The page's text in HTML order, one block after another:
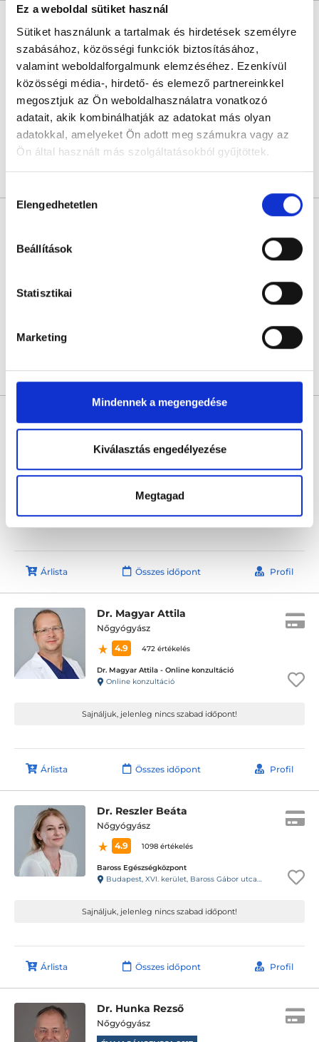
Ez a weboldal sütiket használ
Sütiket használunk a tartalmak és hirdetések személyre
szabásához, közösségi funkciók biztosításához,
valamint weboldalforgalmunk elemzéséhez. Ezenkívül
közösségi média-, hirdető- és elemező partnereinkkel
megosztjuk az Ön weboldalhasználatra vonatkozó
adatait, akik kombinálhatják az adatokat más olyan
adatokkal, amelyeket Ön adott meg számukra vagy az
Ön által használt más szolgáltatásokból gyűjtöttek.
szabályzat:https://foglaljorvost.hu/info/foglaljorvost-
kiválasztása
Elengedhetetlen
Beállítások
Statisztikai
Marketing
Mindennek a megengedése
Kiválasztás engedélyezése
Megtagad
Nőgyógyász
4.9
185 értékelés
Cornermed Nőgyógyászati és Magánorvosi Rendelő
Budapest, XVI. kerület, Rákosi út 141.
Következő időpont:november 02.
Árlista Összes időpont Profil
Nőgyógyász
5.0
35 értékelés
Árvai Medical Center
Sajnáljuk, jelenleg nincs szabad időpont!
Árlista Összes időpont Profil
Dr. Magyar Attila
Nőgyógyász
4.9
472 értékelés
Dr. Magyar Attila - Online konzultáció
Online konzultáció
Sajnáljuk, jelenleg nincs szabad időpont!
Árlista Összes időpont Profil
Dr. Reszler Beáta
Nőgyógyász
4.9
1098 értékelés
Baross Egészségközpont
Budapest, XVI. kerület, Baross Gábor utca 40.
Sajnáljuk, jelenleg nincs szabad időpont!
Árlista Összes időpont Profil
Dr. Hunka Rezső
Nőgyógyász